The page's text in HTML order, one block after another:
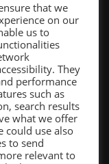
that we
on our
us to
They
performance
such as
search results
what we offer
could use also
to send
relevant to